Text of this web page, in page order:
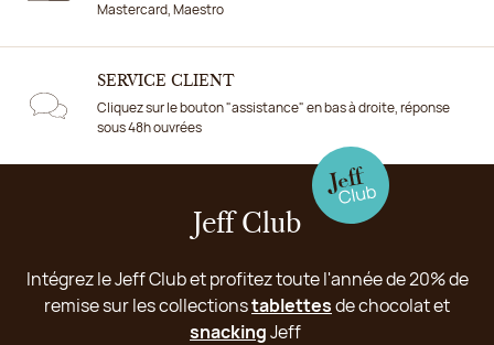
Mastercard, Maestro
SERVICE CLIENT
Cliquez sur le bouton "assistance" en bas à droite, réponse
sous 48h ouvrées
Jeff Club
Intégrez le Jeff Club et profitez toute l'année de 20% de
remise sur les collectionstablettesde chocolat et
snackingJeff